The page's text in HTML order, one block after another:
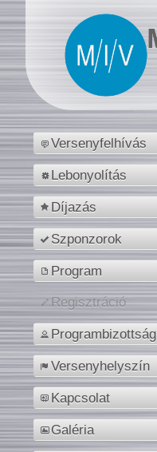
Versenyfelhívás
Lebonyolítás
Díjazás
Szponzorok
Program
Regisztráció
Programbizottság
Versenyhelyszín
Kapcsolat
Galéria